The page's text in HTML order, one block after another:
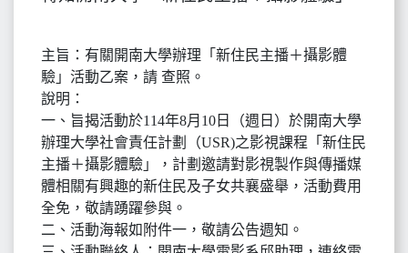
主旨：有關開南大學辦理「新住民主播＋攝影體
驗」活動乙案，請 查照。
說明：
一、旨揭活動於114年8月10日（週日）於開南大學
辦理大學社會責任計劃（USR)之影視課程「新住民
主播＋攝影體驗」，計劃邀請對影視製作與傳播媒
體相關有興趣的新住民及子女共襄盛舉，活動費用
全免，敬請踴躍參與。
二、活動海報如附件一，敬請公告週知。